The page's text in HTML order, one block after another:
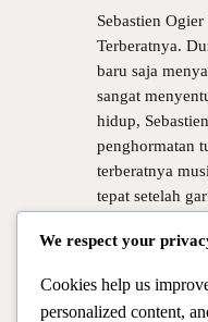
Sebastien
Terberatnya.
baru saja
sangat
hidup,
penghormatan
terberatnya
tepat setelah
persaingan di
We respect your
Cookies help us
personalized content,